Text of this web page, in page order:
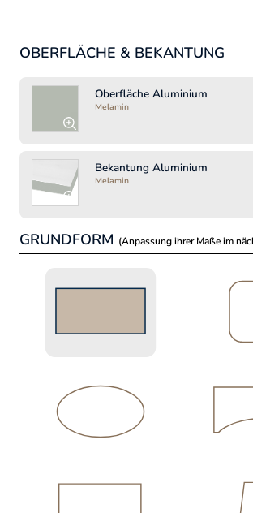
OBERFLÄCHE & BEKANTUNG
Oberfläche Aluminium
Melamin
Bekantung Aluminium
Melamin
GRUNDFORM (Anpassung ihrer Maße im